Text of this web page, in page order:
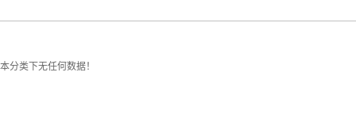
本分类下无任何数据！